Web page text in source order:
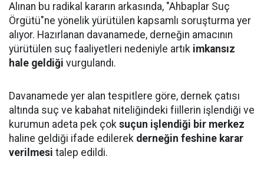
Alınan bu radikal kararın arkasında, "Ahbaplar Suç
Örgütü"ne yönelik yürütülen kapsamlı soruşturma yer
alıyor. Hazırlanan davanamede, derneğin amacının
yürütülen suç faaliyetleri nedeniyle artık imkansız
hale geldiği vurgulandı.
Davanamede yer alan tespitlere göre, dernek çatısı
altında suç ve kabahat niteliğindeki fiillerin işlendiği ve
kurumun adeta pek çok suçun işlendiği bir merkez
haline geldiği ifade edilerek derneğin feshine karar
verilmesi talep edildi.